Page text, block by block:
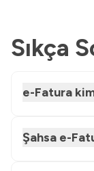
Sıkça
e-Fatura
Şahsa e-